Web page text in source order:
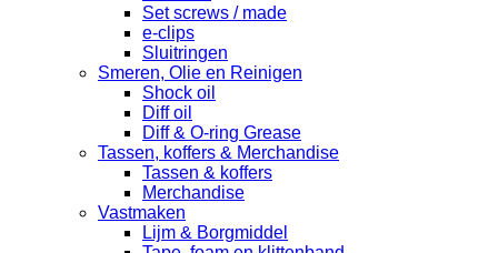
Set screws / made
e-clips
Sluitringen
Smeren, Olie en Reinigen
Shock oil
Diff oil
Diff & O-ring Grease
Tassen, koffers & Merchandise
Tassen & koffers
Merchandise
Vastmaken
Lijm & Borgmiddel